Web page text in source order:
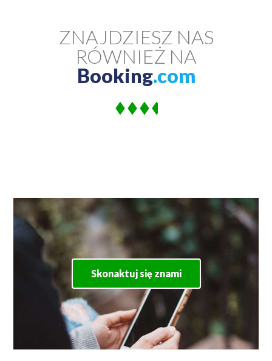
ZNAJDZIESZ NAS
RÓWNIEŻ NA
Booking.com
Skonaktuj się znami